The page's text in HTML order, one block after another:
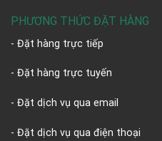
PHƯƠNG THỨC ĐẶT HÀNG
- Đặt hàng trực tiếp
- Đặt hàng trực tuyến
- Đặt dịch vụ qua email
- Đặt dịch vụ qua điện thoại